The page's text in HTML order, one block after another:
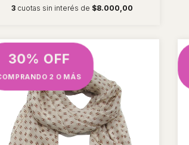
3 cuotas sin interés de $8.000,00
30% OFF
COMPRANDO 2 O MÁS